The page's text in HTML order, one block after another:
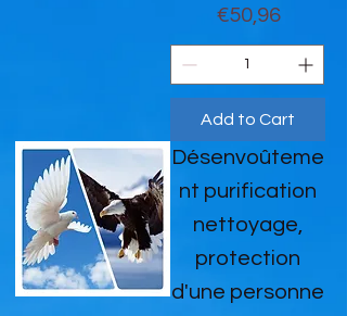
Price
€50,96
Add to Cart
Désenvoûteme
nt purification
nettoyage,
protection
d'une personne